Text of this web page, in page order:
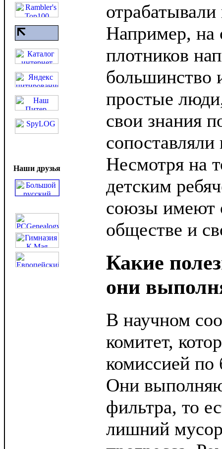
Наши друзья
Например, на
плотников
большинство
простые
свои знания
Несмотря на
детским
союзы имеют
обществе и
Какие
они
В научном
комитет,
комиссией по
Они
фильтра, то
лишний мусор